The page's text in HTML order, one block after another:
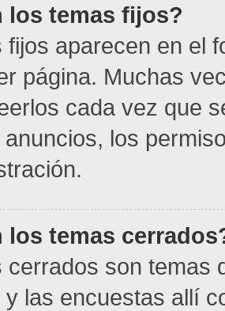
los temas fijos?
fijos aparecen en el
página. Muchas
cada vez que
los
los temas
cerrados son temas
y las encuestas allí